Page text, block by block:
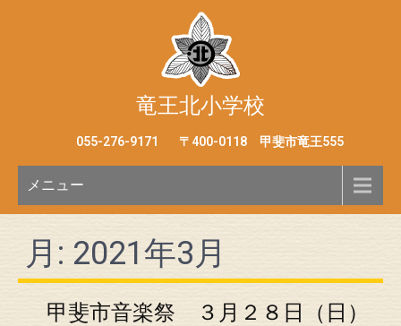
竜王北小学校
055-276-9171 〒400-0118 甲斐市竜王555
メニュー
月: 2021年3月
甲斐市音楽祭 ３月２８日（日）